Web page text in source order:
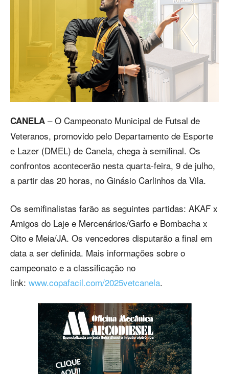
CANELA – O Campeonato Municipal de Futsal de
Veteranos, promovido pelo Departamento de Esporte
e Lazer (DMEL) de Canela, chega à semifinal. Os
confrontos acontecerão nesta quarta-feira, 9 de julho,
a partir das 20 horas, no Ginásio Carlinhos da Vila.
Os semifinalistas farão as seguintes partidas: AKAF x
Amigos do Laje e Mercenários/Garfo e Bombacha x
Oito e Meia/JA. Os vencedores disputarão a final em
data a ser definida. Mais informações sobre o
campeonato e a classificação no
link: www.copafacil.com/2025vetcanela.